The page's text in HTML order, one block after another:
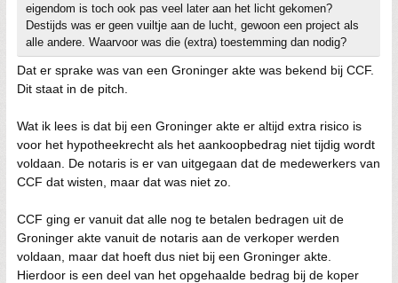
eigendom is toch ook pas veel later aan het licht gekomen?
Destijds was er geen vuiltje aan de lucht, gewoon een project als
alle andere. Waarvoor was die (extra) toestemming dan nodig?
Dat er sprake was van een Groninger akte was bekend bij CCF.
Dit staat in de pitch.
Wat ik lees is dat bij een Groninger akte er altijd extra risico is
voor het hypotheekrecht als het aankoopbedrag niet tijdig wordt
voldaan. De notaris is er van uitgegaan dat de medewerkers van
CCF dat wisten, maar dat was niet zo.
CCF ging er vanuit dat alle nog te betalen bedragen uit de
Groninger akte vanuit de notaris aan de verkoper werden
voldaan, maar dat hoeft dus niet bij een Groninger akte.
Hierdoor is een deel van het opgehaalde bedrag bij de koper